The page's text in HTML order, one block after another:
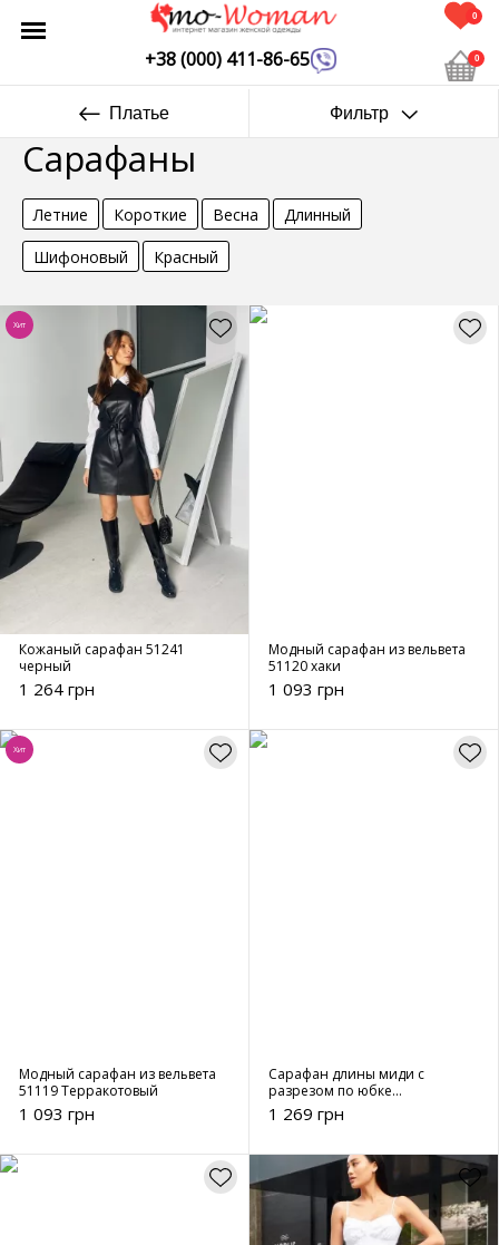
+38 (000) 411-86-65
0
0
Платье Фильтр
Сарафаны
Летние Короткие Весна
Длинный
Шифоновый
Красный
Хит
Кожаный сарафан 51241
черный
1 264 грн
Модный сарафан из вельвета
51120 хаки
1 093 грн
Хит
Модный сарафан из вельвета
51119 Терракотовый
1 093 грн
Сарафан длины миди с
разрезом по юбке
изумрудный с принтом 51406
1 269 грн